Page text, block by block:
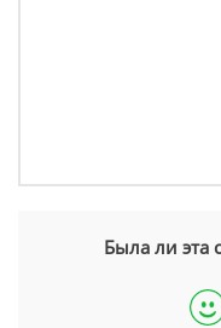
Была ли эта